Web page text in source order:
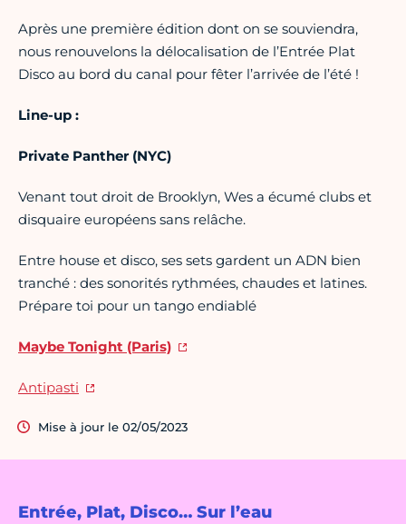
Entrée, Plat, Disco… Sur l’eau
Après une première édition dont on se souviendra,
nous renouvelons la délocalisation de l’Entrée Plat
Disco au bord du canal pour fêter l’arrivée de l’été !
Line-up :
Private Panther (NYC)
Venant tout droit de Brooklyn, Wes a écumé clubs et
disquaire européens sans relâche.
Entre house et disco, ses sets gardent un ADN bien
tranché : des sonorités rythmées, chaudes et latines.
Prépare toi pour un tango endiablé
Maybe Tonight (Paris)
Antipasti
Mise à jour le 02/05/2023